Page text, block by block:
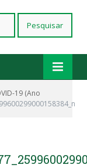
19 (Ano